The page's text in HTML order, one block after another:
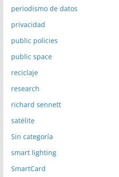
periodismo de datos
privacidad
public policies
public space
reciclaje
research
richard sennett
satélite
Sin categoría
smart lighting
SmartCard